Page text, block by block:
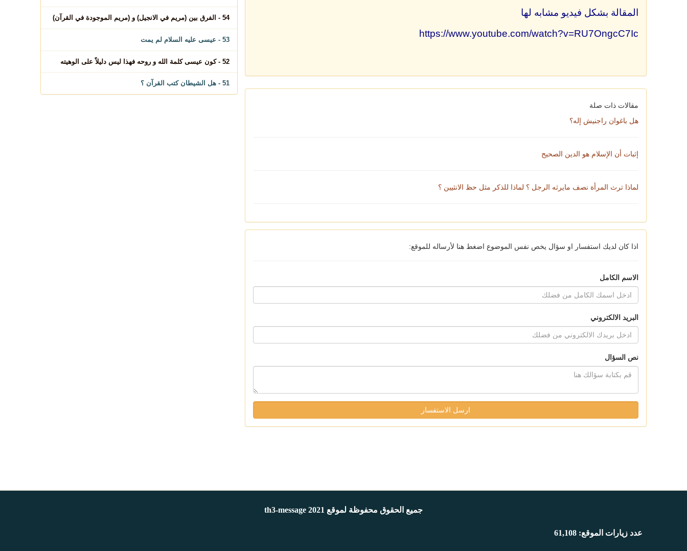
المقالة بشكل فيديو مشابه لها
https://www.youtube.com/watch?v=RU7OngcC7Ic
مقالات ذات صلة
هل باغوان راجنيش إله؟
إثبات أن الإسلام هو الدين الصحيح
لماذا ترث المرأة نصف مايرثه الرجل ؟ لماذا للذكر مثل حظ الانثيين ؟
اذا كان لديك استفسار او سؤال يخص نفس الموضوع اضغط هنا لأرساله للموقع:
الاسم الكامل
البريد الالكتروني
نص السؤال
54 - الفرق بين (مريم في الانجيل) و (مريم الموجودة في القرآن)
53 - عيسى عليه السلام لم يمت
52 - كون عيسى كلمة الله و روحه فهذا ليس دليلاً على الوهيته
51 - هل الشيطان كتب القرآن ؟
جميع الحقوق محفوظة لموقع th3-message 2021
عدد زيارات الموقع: 61,108